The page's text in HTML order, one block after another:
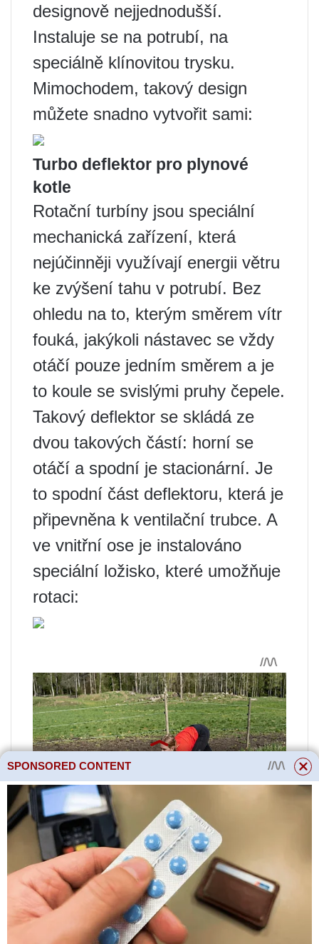
designově nejjednodušší.
Instaluje se na potrubí, na
speciálně klínovitou trysku.
Mimochodem, takový design
můžete snadno vytvořit sami:
Turbo deflektor pro plynové
kotle
Rotační turbíny jsou speciální
mechanická zařízení, která
nejúčinněji využívají energii větru
ke zvýšení tahu v potrubí. Bez
ohledu na to, kterým směrem vítr
fouká, jakýkoli nástavec se vždy
otáčí pouze jedním směrem a je
to koule se svislými pruhy čepele.
Takový deflektor se skládá ze
dvou takových částí: horní se
otáčí a spodní je stacionární. Je
to spodní část deflektoru, která je
připevněna k ventilační trubce. A
ve vnitřní ose je instalováno
speciální ložisko, které umožňuje
rotaci:
SPONSORED CONTENT